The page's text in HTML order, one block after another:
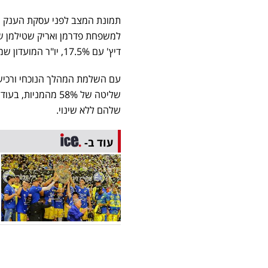
דיץ' עם 17.5%, יו"ר המועדון שמעון מזרחי עם 14.5% ובן אשכנזי עם 10%.
עם השלמת המהלך הנוכחי
שליטה של 58%
שלהם ללא שינוי.
עוד ב-